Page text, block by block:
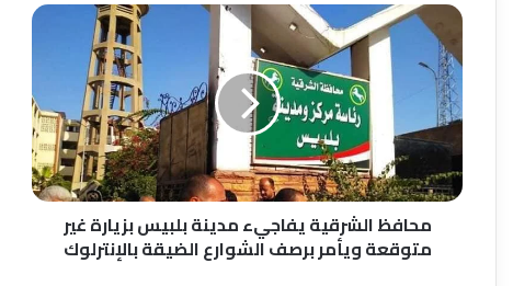
محافظ
الشرقية
يفاجيء
مدينة
بلبيس
بزيارة
غير
متوقعة
ويأمر
برصف
الشوارع
محافظ الشرقية يفاجيء مدينة بلبيس بزيارة غير
متوقعة ويأمر برصف الشوارع الضيقة بالإنترلوك